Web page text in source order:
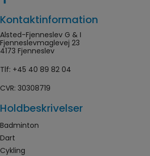
Kontaktinformation
Alsted-Fjenneslev G & I
Fjenneslevmaglevej 23
4173 Fjenneslev
Tlf: +45 40 89 82 04
CVR: 30308719
Holdbeskrivelser
Badminton
Dart
Cykling